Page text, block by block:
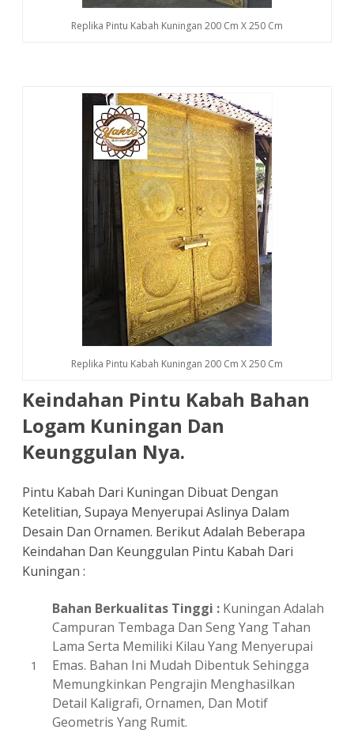
Replika Pintu Kabah Kuningan 200 Cm X 250 Cm
Replika Pintu Kabah Kuningan 200 Cm X 250 Cm
Keindahan Pintu Kabah Bahan
Logam Kuningan Dan
Keunggulan Nya.
Pintu Kabah Dari Kuningan Dibuat Dengan
Ketelitian, Supaya Menyerupai Aslinya Dalam
Desain Dan Ornamen. Berikut Adalah Beberapa
Keindahan Dan Keunggulan Pintu Kabah Dari
Kuningan :
Bahan Berkualitas Tinggi :Kuningan Adalah
Campuran Tembaga Dan Seng Yang Tahan
Lama Serta Memiliki Kilau Yang Menyerupai
Emas. Bahan Ini Mudah Dibentuk Sehingga
Memungkinkan Pengrajin Menghasilkan
Detail Kaligrafi, Ornamen, Dan Motif
Geometris Yang Rumit.